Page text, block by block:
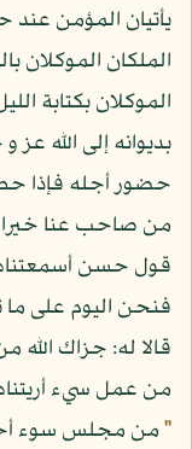
يأتيان المؤمن
الملكان الموكلان
الموكلان بكتابة
بديوانه إلى الله
حضور أجله فإذا
من صاحب عنا
قول حسن
فنحن اليوم على ما
قالا له: جزاك
من عمل سيء
"من مجلس سوء